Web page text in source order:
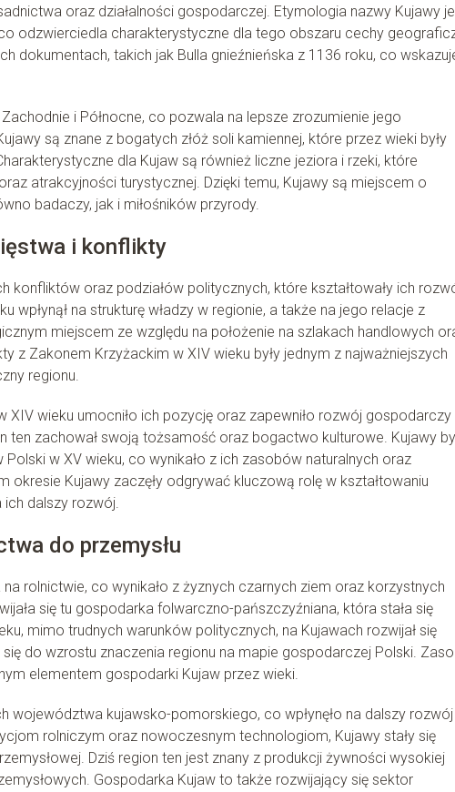
oraz działalności gospodarczej. Etymologia nazwy Kujawy
odzwierciedla charakterystyczne dla tego obszaru cechy
dokumentach, takich jak Bulla gnieźnieńska z 1136 roku, co
i Północne, co pozwala na lepsze zrozumienie jego
są znane z bogatych złóż soli kamiennej, które przez wieki były
dla Kujaw są również liczne jeziora i rzeki, które
atrakcyjności turystycznej. Dzięki temu, Kujawy są miejscem o
badaczy, jak i miłośników przyrody.
i konflikty
konfliktów oraz podziałów politycznych, które kształtowały ich
wpłynął na strukturę władzy w regionie, a także na jego relacje z
miejscem ze względu na położenie na szlakach handlowych
z Zakonem Krzyżackim w XIV wieku były jednym z najważniejszych
regionu.
XIV wieku umocniło ich pozycję oraz zapewniło rozwój gospodarczy
ten zachował swoją tożsamość oraz bogactwo kulturowe. Kujawy
w XV wieku, co wynikało z ich zasobów naturalnych oraz
okresie Kujawy zaczęły odgrywać kluczową rolę w kształtowaniu
ich dalszy rozwój.
do przemysłu
rolnictwie, co wynikało z żyznych czarnych ziem oraz korzystnych
się tu gospodarka folwarczno-pańszczyźniana, która stała się
mimo trudnych warunków politycznych, na Kujawach rozwijał się
do wzrostu znaczenia regionu na mapie gospodarczej Polski.
elementem gospodarki Kujaw przez wieki.
województwa kujawsko-pomorskiego, co wpłynęło na dalszy rozwój
rolniczym oraz nowoczesnym technologiom, Kujawy stały się
Dziś region ten jest znany z produkcji żywności wysokiej
Gospodarka Kujaw to także rozwijający się sektor